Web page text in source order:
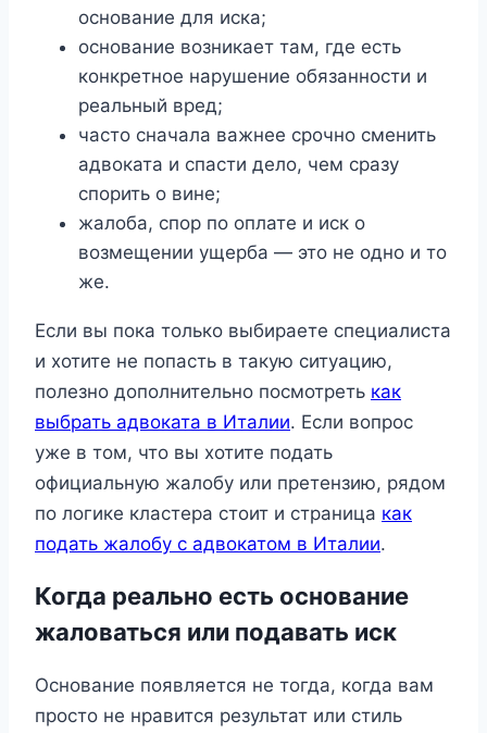
основание для иска;
основание возникает там, где есть
конкретное нарушение обязанности и
реальный вред;
часто сначала важнее срочно сменить
адвоката и спасти дело, чем сразу
спорить о вине;
жалоба, спор по оплате и иск о
возмещении ущерба — это не одно и то
же.
Если вы пока только выбираете специалиста
и хотите не попасть в такую ситуацию,
полезно дополнительно посмотреть как
выбрать адвоката в Италии. Если вопрос
уже в том, что вы хотите подать
официальную жалобу или претензию, рядом
по логике кластера стоит и страница как
подать жалобу с адвокатом в Италии.
Когда реально есть основание
жаловаться или подавать иск
Основание появляется не тогда, когда вам
просто не нравится результат или стиль